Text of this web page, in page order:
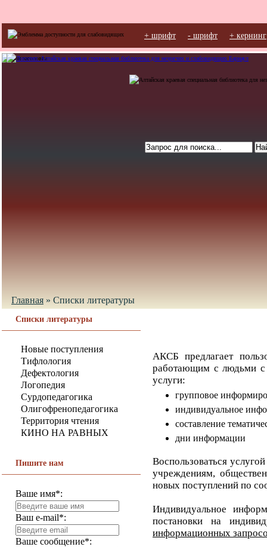
Главная » Списки литературы
+ кернинг
- шрифт
+ шрифт
Списки литературы
Новые поступления
Тифлология
Дефектология
Логопедия
Сурдопедагогика
Олигофренопедагогика
Территория чтения
КИНО НА РАВНЫХ
Пишите нам
Ваше имя*:
Ваш e-mail*:
Ваше сообщение*:
АКСБ предлагает
работающим с людьми с
услуги:
групповое
индивидуальное
составление
дни информации
Воспользоваться
учреждениям,
новых поступлений по
Индивидуальное
постановки на
информационных